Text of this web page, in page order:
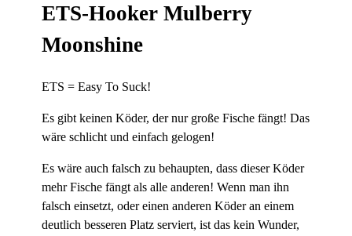
ETS-Hooker Mulberry
Moonshine
ETS = Easy To Suck!
Es gibt keinen Köder, der nur große Fische fängt! Das
wäre schlicht und einfach gelogen!
Es wäre auch falsch zu behaupten, dass dieser Köder
mehr Fische fängt als alle anderen! Wenn man ihn
falsch einsetzt, oder einen anderen Köder an einem
deutlich besseren Platz serviert, ist das kein Wunder,